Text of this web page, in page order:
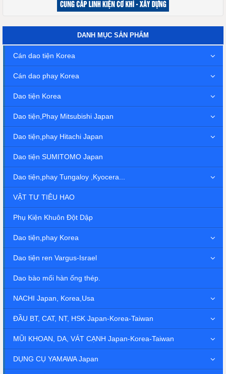
DANH MỤC SẢN PHẨM
Cán dao tiện Korea
Cán dao phay Korea
Dao tiện Korea
Dao tiện,Phay Mitsubishi Japan
Dao tiện,phay Hitachi Japan
Dao tiện SUMITOMO Japan
Dao tiện,phay Tungaloy ,Kyocera...
VẬT TƯ TIÊU HAO
Phụ Kiện Khuôn Đột Dập
Dao tiện,phay Korea
Dao tiện ren Vargus-Israel
Dao bào mối hàn ống thép.
NACHI Japan, Korea,Usa
ĐẦU BT, CAT, NT, HSK Japan-Korea-Taiwan
MŨI KHOAN, DA, VÁT CẠNH Japan-Korea-Taiwan
DỤNG CỤ YAMAWA Japan